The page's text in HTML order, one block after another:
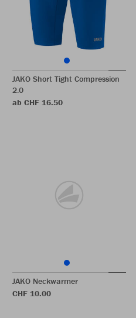
JAKO Short Tight Compression
2.0
ab CHF 16.50
JAKO Neckwarmer
CHF 10.00